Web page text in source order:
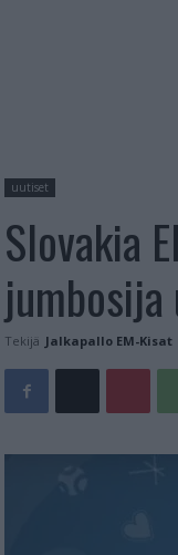
uutiset
Slovakia
jumbosija
Tekijä Jalkapallo EM-Kisat